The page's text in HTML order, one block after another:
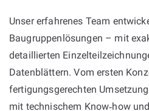
Unser erfahrenes Team
Baugruppenlösungen – mit
detaillierten
Datenblättern. Vom ersten
fertigungsgerechten
mit technischem Know‑how